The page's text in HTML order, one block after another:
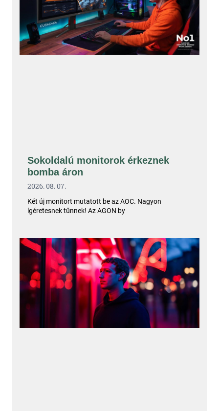
Sokoldalú monitorok érkeznek
bomba áron
2026. 08. 07.
Két új monitort mutatott be az AOC. Nagyon
ígéretesnek tűnnek! Az AGON by